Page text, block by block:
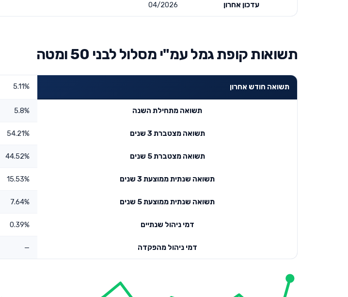
עדכון אחרון 04/2026
תשואות קופת גמל עמ"י מסלול לבני 50 ומטה
תשואה חודש אחרון 5.11%
תשואה מתחילת השנה 5.8%
תשואה מצטברת 3 שנים 54.21%
תשואה מצטברת 5 שנים 44.52%
תשואה שנתית ממוצעת 3 שנים 15.53%
תשואה שנתית ממוצעת 5 שנים 7.64%
דמי ניהול שנתיים 0.39%
דמי ניהול מהפקדה —